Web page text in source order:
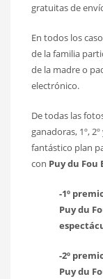
gratuitas de
En todos los
de la familia
de la madre o
electrónico.
De todas las
ganadoras, 1º,
fantástico plan
con Puy du Fou
-1º
Puy du
-2º
Puy du